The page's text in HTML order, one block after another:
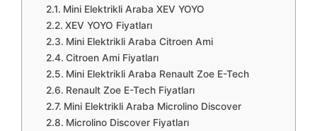
Mini Elektrikli Araba XEV YOYO
XEV YOYO Fiyatları
Mini Elektrikli Araba Citroen Ami
Citroen Ami Fiyatları
Mini Elektrikli Araba Renault Zoe E-Tech
Renault Zoe E-Tech Fiyatları
Mini Elektrikli Araba Microlino Discover
Microlino Discover Fiyatları